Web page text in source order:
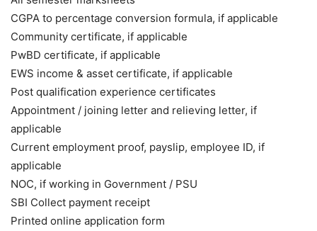
CGPA to percentage conversion formula, if applicable
Community certificate, if applicable
PwBD certificate, if applicable
EWS income & asset certificate, if applicable
Post qualification experience certificates
Appointment / joining letter and relieving letter, if
applicable
Current employment proof, payslip, employee ID, if
applicable
NOC, if working in Government / PSU
SBI Collect payment receipt
Printed online application form